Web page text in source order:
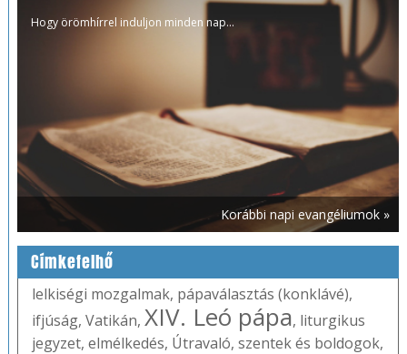
Hogy örömhírrel induljon minden nap...
Korábbi napi evangéliumok »
Címkefelhő
lelkiségi mozgalmak, pápaválasztás (konklávé),
ifjúság, Vatikán, XIV. Leó pápa, liturgikus
jegyzet, elmélkedés, Útravaló, szentek és boldogok,